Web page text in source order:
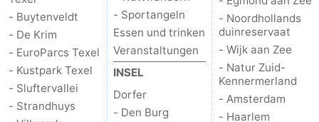
- Buytenveldt
- De Krim
- EuroParcs Texel
- Kustpark Texel
- Sluftervallei
- Strandhuys
- Sportangeln
Essen und trinken
Veranstaltungen
INSEL
Dorfer
- Den Burg
- Noordhollands
duinreservaat
- Wijk aan Zee
- Natur Zuid-
Kennermerland
- Amsterdam
- Haarlem